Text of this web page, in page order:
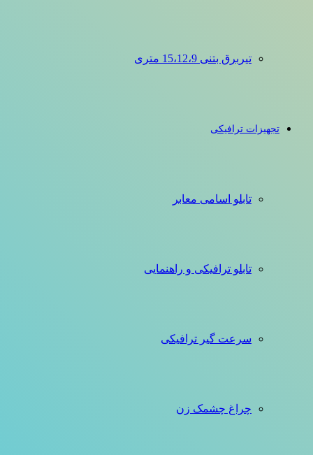
تیربرق بتنی 15،12،9 متری
تجهیزات ترافیکی
تابلو اسامی معابر
تابلو ترافیکی و راهنمایی
سرعت گیر ترافیکی
چراغ چشمک زن